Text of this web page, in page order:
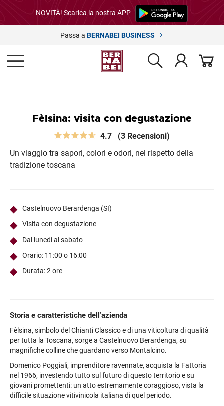
NOVITÀ! Scarica la nostra APP
Passa a BERNABEI BUSINESS
Fèlsina: visita con degustazione
4.7 (3 Recensioni)
Un viaggio tra sapori, colori e odori, nel rispetto della
tradizione toscana
Castelnuovo Berardenga (SI)
Visita con degustazione
Dal lunedì al sabato
Orario: 11:00 o 16:00
Durata: 2 ore
Storia e caratteristiche dell’azienda
Fèlsina, simbolo del Chianti Classico e di una viticoltura di qualità
per tutta la Toscana, sorge a Castelnuovo Berardenga, su
magnifiche colline che guardano verso Montalcino.
Domenico Poggiali, imprenditore ravennate, acquista la Fattoria
nel 1966, investendo tutto sul futuro di questo territorio e su
giovani promettenti: un atto estremamente coraggioso, vista la
difficile situazione vitivinicola italiana di quel periodo.